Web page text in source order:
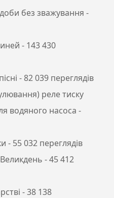
без зважування -
- 143 430
- 82 039 переглядів
реле тиску
водяного насоса -
- 55 032 переглядів
- 45 412
- 38 138